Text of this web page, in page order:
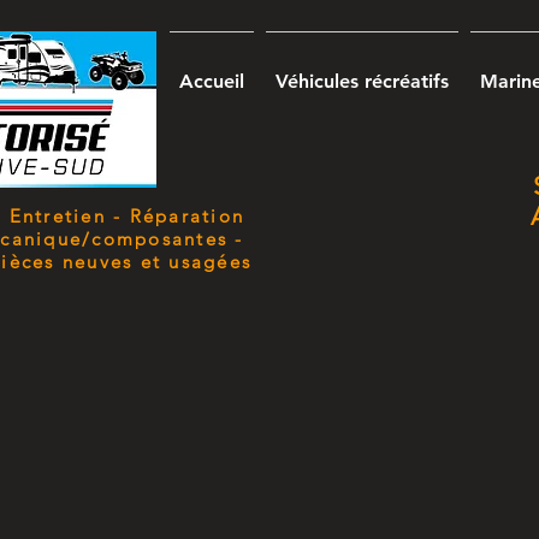
Accueil Véhicules récréatifs
Entretien - Réparation
composantes -
neuves et usagées